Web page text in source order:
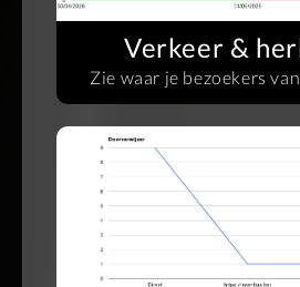
Verkeer &
Zie waar je bezoekers